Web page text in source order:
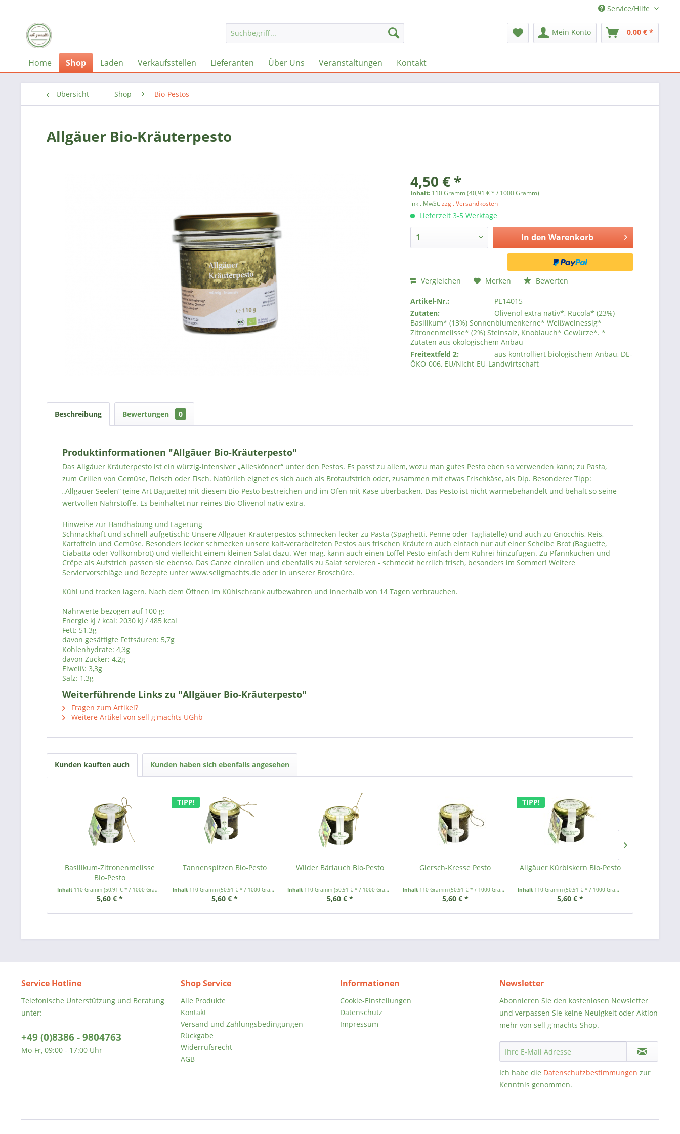
Service/Hilfe
Mein Konto 0,00 € *
Home Shop Laden Verkaufsstellen Lieferanten Über Uns Veranstaltungen Kontakt
Übersicht Shop Bio-Pestos
Allgäuer Bio-Kräuterpesto
4,50 € *
Inhalt: 110 Gramm (40,91 € * / 1000 Gramm)
inkl. MwSt.zzgl. Versandkosten
Lieferzeit 3-5 Werktage
In den Warenkorb
Vergleichen Merken Bewerten
Artikel-Nr.:
PE14015
Zutaten:
Olivenöl extra nativ*, Rucola* (23%)
Basilikum* (13%) Sonnenblumenkerne* Weißweinessig*
Zitronenmelisse* (2%) Steinsalz, Knoblauch* Gewürze*. *
Zutaten aus ökologischem Anbau
Freitextfeld 2:
aus kontrolliert biologischem Anbau, DE-
ÖKO-006, EU/Nicht-EU-Landwirtschaft
Beschreibung Bewertungen 0
Produktinformationen "Allgäuer Bio-Kräuterpesto"
Das Allgäuer Kräuterpesto ist ein würzig-intensiver „Alleskönner“ unter den Pestos. Es passt zu allem, wozu man gutes Pesto eben so verwenden kann; zu Pasta,
zum Grillen von Gemüse, Fleisch oder Fisch. Natürlich eignet es sich auch als Brotaufstrich oder, zusammen mit etwas Frischkäse, als Dip. Besonderer Tipp:
„Allgäuer Seelen“ (eine Art Baguette) mit diesem Bio-Pesto bestreichen und im Ofen mit Käse überbacken. Das Pesto ist nicht wärmebehandelt und behält so seine
wertvollen Nährstoffe. Es beinhaltet nur reines Bio-Olivenöl nativ extra.
Hinweise zur Handhabung und Lagerung
Schmackhaft und schnell aufgetischt: Unsere Allgäuer Kräuterpestos schmecken lecker zu Pasta (Spaghetti, Penne oder Tagliatelle) und auch zu Gnocchis, Reis,
Kartoffeln und Gemüse. Besonders lecker schmecken unsere kalt-verarbeiteten Pestos aus frischen Kräutern auch einfach nur auf einer Scheibe Brot (Baguette,
Ciabatta oder Vollkornbrot) und vielleicht einem kleinen Salat dazu. Wer mag, kann auch einen Löffel Pesto einfach dem Rührei hinzufügen. Zu Pfannkuchen und
Crêpe als Aufstrich passen sie ebenso. Das Ganze einrollen und ebenfalls zu Salat servieren - schmeckt herrlich frisch, besonders im Sommer! Weitere
Serviervorschläge und Rezepte unter www.sellgmachts.de oder in unserer Broschüre.
Kühl und trocken lagern. Nach dem Öffnen im Kühlschrank aufbewahren und innerhalb von 14 Tagen verbrauchen.
Nährwerte bezogen auf 100 g:
Energie kJ / kcal: 2030 kJ / 485 kcal
Fett: 51,3g
davon gesättigte Fettsäuren: 5,7g
Kohlenhydrate: 4,3g
davon Zucker: 4,2g
Eiweiß: 3,3g
Salz: 1,3g
Weiterführende Links zu "Allgäuer Bio-Kräuterpesto"
Fragen zum Artikel?
Weitere Artikel von sell g'machts UGhb
Kunden kauften auch Kunden haben sich ebenfalls angesehen
Basilikum-Zitronenmelisse
Bio-Pesto
Inhalt 110 Gramm (50,91 € * / 1000 Gramm)
5,60 € *
TIPP!
Tannenspitzen Bio-Pesto
Inhalt 110 Gramm (50,91 € * / 1000 Gramm)
5,60 € *
Wilder Bärlauch Bio-Pesto
Inhalt 110 Gramm(50,91 € * / 1000 Gramm)
5,60 € *
Giersch-Kresse Pesto
Inhalt 110 Gramm (50,91 € * / 1000 Gramm)
5,60 € *
TIPP!
Allgäuer Kürbiskern Bio-Pesto
Inhalt 110 Gramm(50,91 € * / 1000 Gramm)
5,60 € *
Service Hotline
Telefonische Unterstützung und Beratung
unter:
+49 (0)8386 - 9804763
Mo-Fr, 09:00 - 17:00 Uhr
Shop Service
Alle Produkte
Kontakt
Versand und Zahlungsbedingungen
Rückgabe
Widerrufsrecht
AGB
Informationen
Cookie-Einstellungen
Datenschutz
Impressum
Newsletter
Abonnieren Sie den kostenlosen Newsletter
und verpassen Sie keine Neuigkeit oder Aktion
mehr von sell g'machts Shop.
Ich habe die Datenschutzbestimmungen zur
Kenntnis genommen.